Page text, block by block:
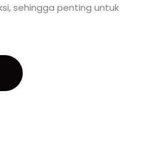
sehingga penting untuk